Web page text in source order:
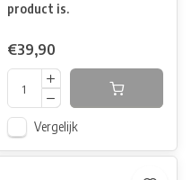
product is.
€39,90
Vergelijk